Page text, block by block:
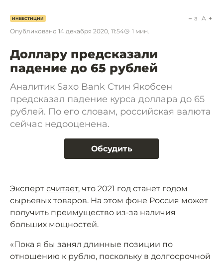
ИНВЕСТИЦИИ
Опубликовано 14 декабря 2020, 11:54 1 мин.
a A
Доллару предсказали
падение до 65 рублей
Аналитик Saxo Bank Стин Якобсен
предсказал падение курса доллара до 65
рублей. По его словам, российская валюта
сейчас недооценена.
Обсудить
Эксперт считает, что 2021 год станет годом
сырьевых товаров. На этом фоне Россия может
получить преимущество из-за наличия
больших мощностей.
«Пока я бы занял длинные позиции по
отношению к рублю, поскольку в долгосрочной